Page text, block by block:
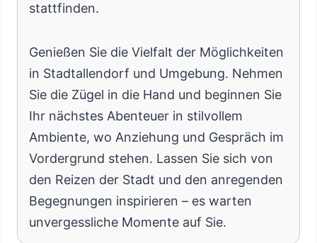
stattfinden.
Genießen Sie die Vielfalt der Möglichkeiten
in Stadtallendorf und Umgebung. Nehmen
Sie die Zügel in die Hand und beginnen Sie
Ihr nächstes Abenteuer in stilvollem
Ambiente, wo Anziehung und Gespräch im
Vordergrund stehen. Lassen Sie sich von
den Reizen der Stadt und den anregenden
Begegnungen inspirieren – es warten
unvergessliche Momente auf Sie.